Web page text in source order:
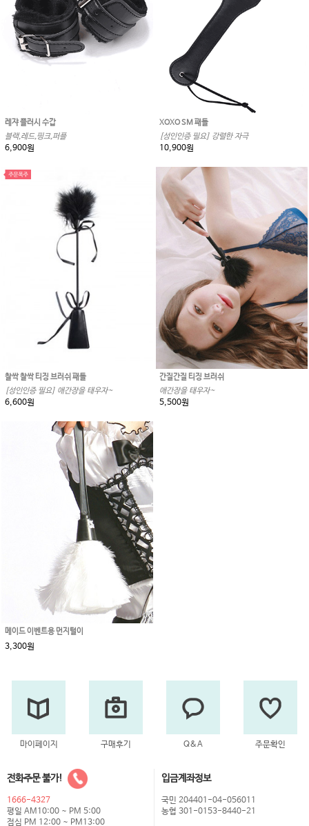
레쟈 플러시 수갑
블랙,레드,핑크,퍼플
6,900원
XOXO SM 패들
[성인인증 필요] 강렬한 자극
10,900원
찰싹 찰싹 티징 브러쉬 패들
[성인인증 필요] 애간장을 태우자~
6,600원
간질간질 티징 브러쉬
애간장을 태우자~
5,500원
메이드 이벤트용 먼지털이
3,300원
마이페이지 구매후기 Q&A 주문확인
전화주문 불가!
1666-4327
평일 AM10:00 ~ PM 5:00
점심 PM 12:00 ~ PM13:00
입금계좌정보
국민 204401-04-056011
농협 301-0153-8440-21